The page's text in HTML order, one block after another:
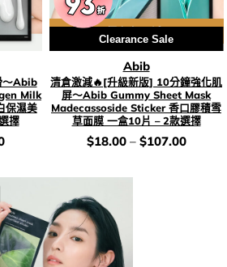
～Abib
Milk
保濕美
擇
Clearance Sale
Abib
清倉激減🔥[升級新版] 10分鐘強化肌
屏～Abib Gummy Sheet Mask
Madecassoside Sticker 香口膠積雪
草面膜 一盒10片 – 2款選擇
價
錢：
$18.00– $107.00